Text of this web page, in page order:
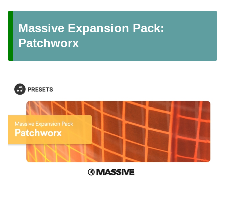
Massive Expansion Pack:
Patchworx